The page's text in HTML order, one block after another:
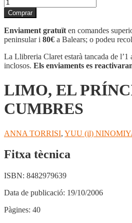
de
LIMO,
EL
PRÍNCIPE
DE
LAS
CUMBRES
Comprar
Enviament gratuït en comandes
peninsular i 80€ a Balears; o podeu
La Llibreria Claret estarà tancada de l’1
inclosos. Els enviaments es
LIMO, EL
CUMBRES
ANNA TORRISI, YUU (il)
Fitxa tècnica
ISBN: 8482979639
Data de publicació: 19/10/2006
Pàgines: 40